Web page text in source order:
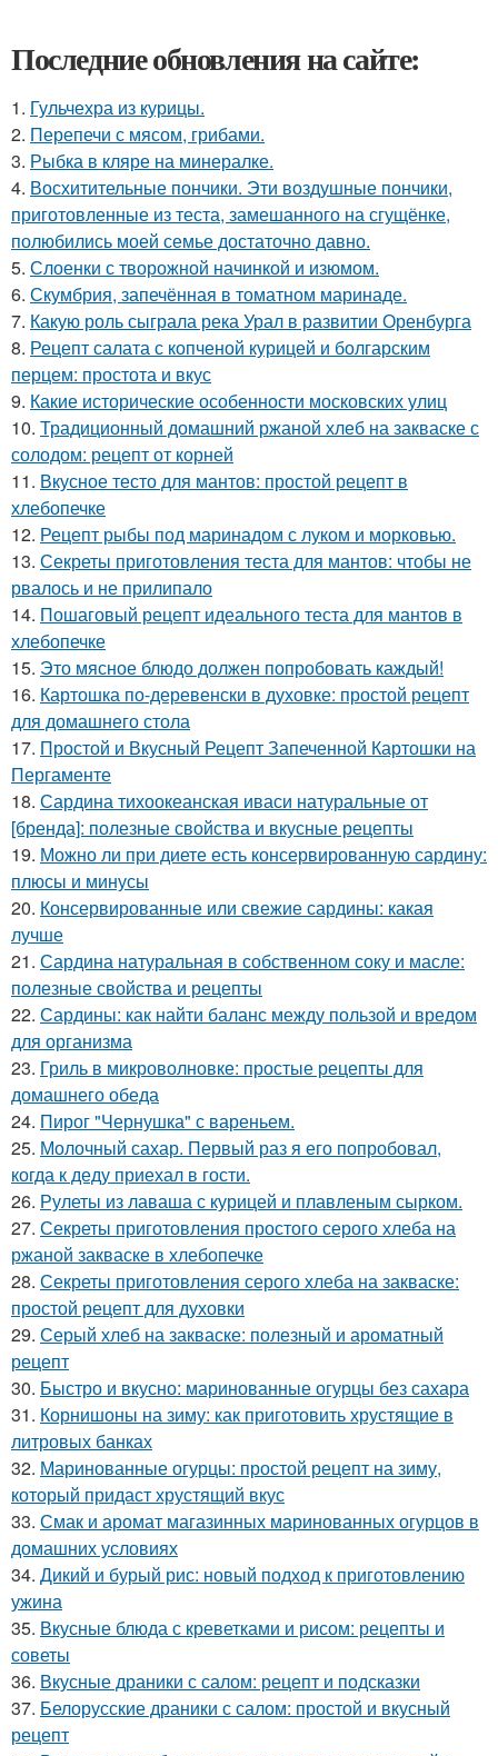
Последние обновления на сайте:
1. Гульчехра из курицы.
2. Перепечи с мясом, грибами.
3. Рыбка в кляре на минералке.
4. Восхитительные пончики. Эти воздушные пончики,
приготовленные из теста, замешанного на сгущёнке,
полюбились моей семье достаточно давно.
5. Слоенки с творожной начинкой и изюмом.
6. Скумбрия, запечённая в томатном маринаде.
7. Какую роль сыграла река Урал в развитии Оренбурга
8. Рецепт салата с копченой курицей и болгарским
перцем: простота и вкус
9. Какие исторические особенности московских улиц
10. Традиционный домашний ржаной хлеб на закваске с
солодом: рецепт от корней
11. Вкусное тесто для мантов: простой рецепт в
хлебопечке
12. Рецепт рыбы под маринадом с луком и морковью.
13. Секреты приготовления теста для мантов: чтобы не
рвалось и не прилипало
14. Пошаговый рецепт идеального теста для мантов в
хлебопечке
15. Это мясное блюдо должен попробовать каждый!
16. Картошка по-деревенски в духовке: простой рецепт
для домашнего стола
17. Простой и Вкусный Рецепт Запеченной Картошки на
Пергаменте
18. Сардина тихоокеанская иваси натуральные от
[бренда]: полезные свойства и вкусные рецепты
19. Можно ли при диете есть консервированную сардину:
плюсы и минусы
20. Консервированные или свежие сардины: какая
лучше
21. Сардина натуральная в собственном соку и масле:
полезные свойства и рецепты
22. Сардины: как найти баланс между пользой и вредом
для организма
23. Гриль в микроволновке: простые рецепты для
домашнего обеда
24. Пирог "Чернушка" с вареньем.
25. Молочный сахар. Первый раз я его попробовал,
когда к деду приехал в гости.
26. Рулеты из лаваша с курицей и плавленым сырком.
27. Секреты приготовления простого серого хлеба на
ржаной закваске в хлебопечке
28. Секреты приготовления серого хлеба на закваске:
простой рецепт для духовки
29. Серый хлеб на закваске: полезный и ароматный
рецепт
30. Быстро и вкусно: маринованные огурцы без сахара
31. Корнишоны на зиму: как приготовить хрустящие в
литровых банках
32. Маринованные огурцы: простой рецепт на зиму,
который придаст хрустящий вкус
33. Смак и аромат магазинных маринованных огурцов в
домашних условиях
34. Дикий и бурый рис: новый подход к приготовлению
ужина
35. Вкусные блюда с креветками и рисом: рецепты и
советы
36. Вкусные драники с салом: рецепт и подсказки
37. Белорусские драники с салом: простой и вкусный
рецепт